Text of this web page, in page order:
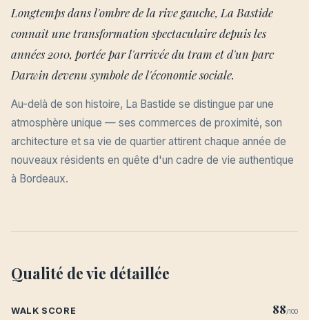
Longtemps dans l'ombre de la rive gauche, La Bastide
connaît une transformation spectaculaire depuis les
années 2010, portée par l'arrivée du tram et d'un parc
Darwin devenu symbole de l'économie sociale.
Au-delà de son histoire, La Bastide se distingue par une
atmosphère unique — ses commerces de proximité, son
architecture et sa vie de quartier attirent chaque année de
nouveaux résidents en quête d'un cadre de vie authentique
à Bordeaux.
Qualité de vie détaillée
WALK SCORE 88/100